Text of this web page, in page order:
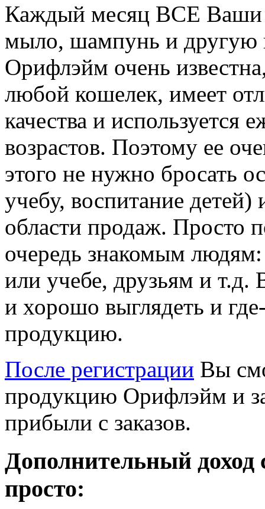
Каждый месяц ВСЕ Ваши
мыло, шампунь и другую
Орифлэйм очень
любой кошелек, имеет
качества и используется
возрастов. Поэтому ее
этого не нужно бросать
учебу, воспитание детей)
области продаж. Просто
очередь знакомым людям:
или учебе, друзьям и т.д.
и хорошо выглядеть и
продукцию.
После регистрации Вы
продукцию Орифлэйм и
прибыли с заказов.
Дополнительный доход
просто: